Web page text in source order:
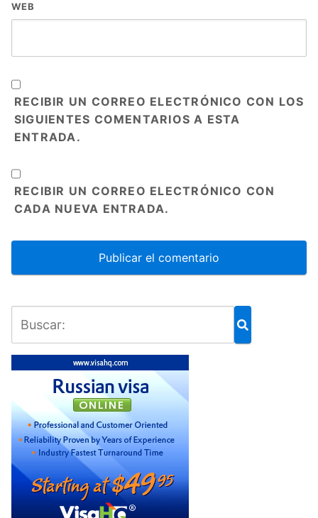
WEB
RECIBIR UN CORREO ELECTRÓNICO CON LOS
SIGUIENTES COMENTARIOS A ESTA
ENTRADA.
RECIBIR UN CORREO ELECTRÓNICO CON
CADA NUEVA ENTRADA.